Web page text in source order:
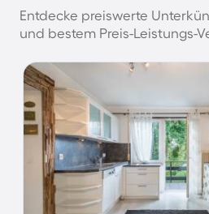
Entdecke preiswerte
und bestem Preis-Leistungs-